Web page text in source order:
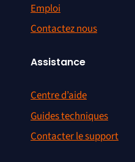
Emploi
Contactez nous
Assistance
Centre d’aide
Guides techniques
Contacter le support